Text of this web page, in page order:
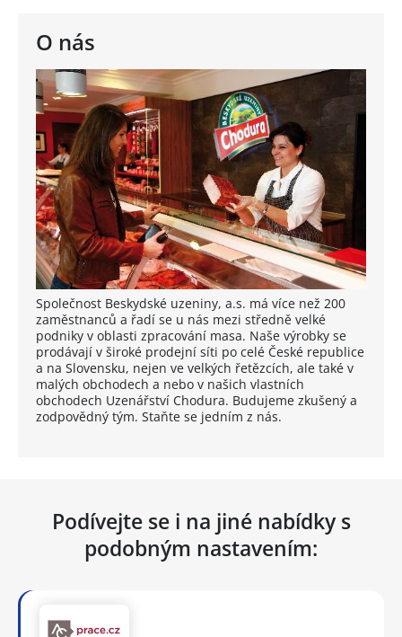
O nás
Společnost Beskydské uzeniny, a.s. má více než 200
zaměstnanců a řadí se u nás mezi středně velké
podniky v oblasti zpracování masa. Naše výrobky se
prodávají v široké prodejní síti po celé České republice
a na Slovensku, nejen ve velkých řetězcích, ale také v
malých obchodech a nebo v našich vlastních
obchodech Uzenářství Chodura. Budujeme zkušený a
zodpovědný tým. Staňte se jedním z nás.
Podívejte se i na jiné nabídky s
podobným nastavením: